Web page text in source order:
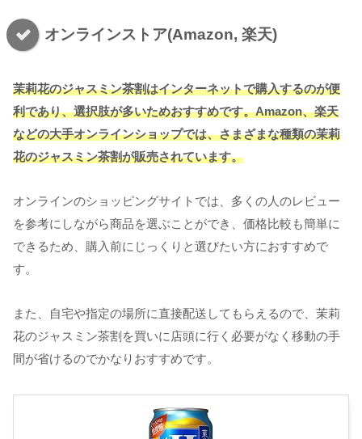
オンラインストア(Amazon, 楽天)
茉莉花のジャスミン茶割はインターネットで購入するのが便
利であり、選択肢が多いためおすすめです。Amazon、楽天
などの大手オンラインショップでは、さまざまな種類の茉莉
花のジャスミン茶割が販売されています。
オンラインのショッピングサイトでは、多くの人のレビュー
を参考にしながら商品を選ぶことができ、価格比較も簡単に
できるため、購入前にじっくりと選びたい方におすすめで
す。
また、自宅や指定の場所に直接配送してもらえるので、茉莉
花のジャスミン茶割を買いに店頭に行く必要がなく移動の手
間が省けるのでかなりおすすめです。